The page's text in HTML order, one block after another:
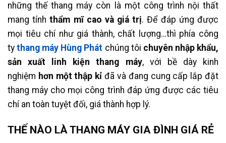
những thế thang máy còn là một công trình nội thất
mang tínhthẩm mĩ cao và giá trị. Để đáp ứng được
mọi tiêu chí như giá thành, chất lượng…thì phía công
tythang máy Hùng Phát chúng tôi chuyên nhập khẩu,
sản xuất linh kiện thang máy, với bề dày kinh
nghiệm hơn một thập kỉ đã và đang cung cấp lắp đặt
thang máy cho mọi công trình đáp ứng được các tiêu
chí an toàn tuyệt đối, giá thành hợp lý.
THẾ NÀO LÀ THANG MÁY GIA ĐÌNH GIÁ RẺ